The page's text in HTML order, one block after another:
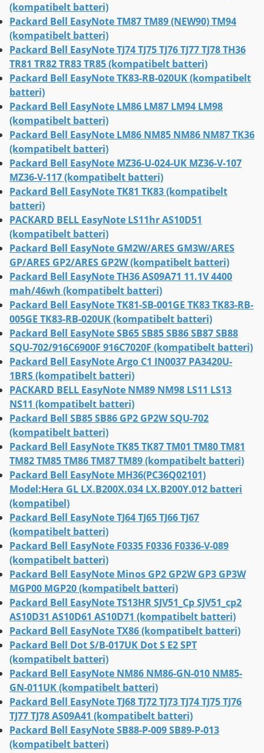
(kompatibelt batteri)
Packard Bell EasyNote TM87 TM89 (NEW90) TM94
(kompatibelt batteri)
Packard Bell EasyNote TJ74 TJ75 TJ76 TJ77 TJ78 TH36
TR81 TR82 TR83 TR85 (kompatibelt batteri)
Packard Bell EasyNote TK83-RB-020UK (kompatibelt
batteri)
Packard Bell EasyNote LM86 LM87 LM94 LM98
(kompatibelt batteri)
Packard Bell EasyNote LM86 NM85 NM86 NM87 TK36
(kompatibelt batteri)
Packard Bell EasyNote MZ36-U-024-UK MZ36-V-107
MZ36-V-117 (kompatibelt batteri)
Packard Bell EasyNote TK81 TK83 (kompatibelt
batteri)
PACKARD BELL EasyNote LS11hr AS10D51
(kompatibelt batteri)
Packard Bell EasyNote GM2W/ARES GM3W/ARES
GP/ARES GP2/ARES GP2W (kompatibelt batteri)
Packard Bell EasyNote TH36 AS09A71 11.1V 4400
mah/46wh (kompatibelt batteri)
Packard Bell EasyNote TK81-SB-001GE TK83 TK83-RB-
005GE TK83-RB-020UK (kompatibelt batteri)
Packard Bell EasyNote SB65 SB85 SB86 SB87 SB88
SQU-702/916C6900F 916C7020F (kompatibelt batteri)
Packard Bell EasyNote Argo C1 IN0037 PA3420U-
1BRS (kompatibelt batteri)
PACKARD BELL EasyNote NM89 NM98 LS11 LS13
NS11 (kompatibelt batteri)
Packard Bell SB85 SB86 GP2 GP2W SQU-702
(kompatibelt batteri)
Packard Bell EasyNote TK85 TK87 TM01 TM80 TM81
TM82 TM85 TM86 TM87 TM89 (kompatibelt batteri)
Packard Bell EasyNote MH36(PC36Q02101)
Model:Hera GL LX.B200X.034 LX.B200Y.012 batteri
(kompatibel)
Packard Bell EasyNote TJ64 TJ65 TJ66 TJ67
(kompatibelt batteri)
Packard Bell EasyNote F0335 F0336 F0336-V-089
(kompatibelt batteri)
Packard Bell EasyNote Minos GP2 GP2W GP3 GP3W
MGP00 MGP20 (kompatibelt batteri)
Packard Bell EasyNote TS13HR SJV51_Cp SJV51_cp2
AS10D31 AS10D61 AS10D71 (kompatibelt batteri)
Packard Bell EasyNote TX86 (kompatibelt batteri)
Packard Bell Dot S/B-017UK Dot S E2 SPT
(kompatibelt batteri)
Packard Bell EasyNote NM86 NM86-GN-010 NM85-
GN-011UK (kompatibelt batteri)
Packard Bell EasyNote TJ68 TJ72 TJ73 TJ74 TJ75 TJ76
TJ77 TJ78 AS09A41 (kompatibelt batteri)
Packard Bell EasyNote SB88-P-009 SB89-P-013
(kompatibelt batteri)